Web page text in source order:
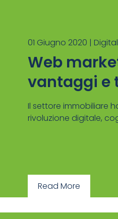
01 Giugno 2020 |
Web
vantaggi e
Il settore immobiliare
rivoluzione digitale,
Read More